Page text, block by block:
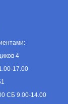
4
17.00
СБ 9.00-14.00